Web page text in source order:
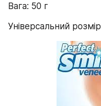
Вага: 50 г
Універсальний розмір